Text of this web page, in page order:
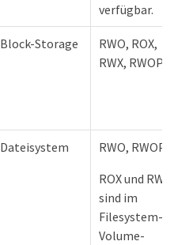
verfügbar.
Block-Storage
RWO, ROX,
RWX, RWOP
Dateisystem
RWO, RWOP
ROX und RWX
sind im
Filesystem-
Volume-